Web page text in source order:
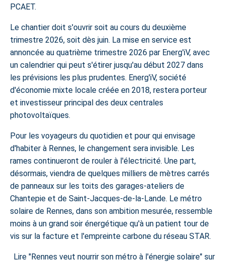
PCAET.
Le chantier doit s'ouvrir soit au cours du deuxième
trimestre 2026, soit dès juin. La mise en service est
annoncée au quatrième trimestre 2026 par Energ'iV, avec
un calendrier qui peut s'étirer jusqu'au début 2027 dans
les prévisions les plus prudentes. Energ'iV, société
d'économie mixte locale créée en 2018, restera porteur
et investisseur principal des deux centrales
photovoltaïques.
Pour les voyageurs du quotidien et pour qui envisage
d'habiter à Rennes, le changement sera invisible. Les
rames continueront de rouler à l'électricité. Une part,
désormais, viendra de quelques milliers de mètres carrés
de panneaux sur les toits des garages-ateliers de
Chantepie et de Saint-Jacques-de-la-Lande. Le métro
solaire de Rennes, dans son ambition mesurée, ressemble
moins à un grand soir énergétique qu'à un patient tour de
vis sur la facture et l'empreinte carbone du réseau STAR.
Lire "Rennes veut nourrir son métro à l'énergie solaire" sur